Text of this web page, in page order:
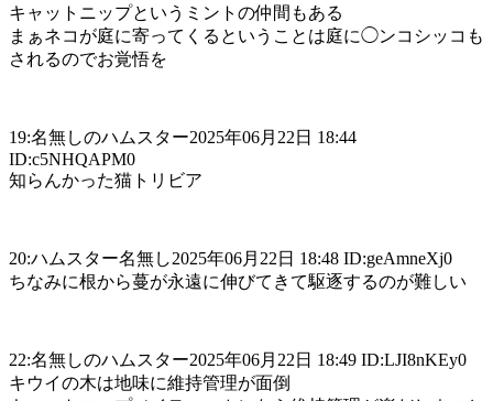
キャットニップというミントの仲間もある
まぁネコが庭に寄ってくるということは庭に◯ンコシッコも
されるのでお覚悟を
19:名無しのハムスター2025年06月22日 18:44
ID:c5NHQAPM0
知らんかった猫トリビア
20:ハムスター名無し2025年06月22日 18:48 ID:geAmneXj0
ちなみに根から蔓が永遠に伸びてきて駆逐するのが難しい
22:名無しのハムスター2025年06月22日 18:49 ID:LJI8nKEy0
キウイの木は地味に維持管理が面倒